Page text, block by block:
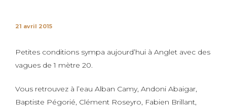
21 avril 2015
Petites conditions sympa aujourd’hui à Anglet avec des
vagues de 1 mètre 20.
Vous retrouvez à l’eau Alban Camy, Andoni Abaigar,
Baptiste Pégorié, Clément Roseyro, Fabien Brillant,